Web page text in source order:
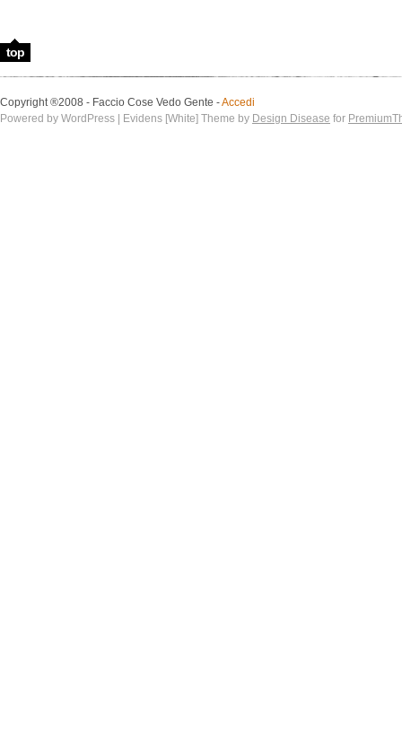
top
Copyright ®2008 - Faccio Cose Vedo Gente -Accedi
Powered by WordPress | Evidens [White] Theme by Design Disease for